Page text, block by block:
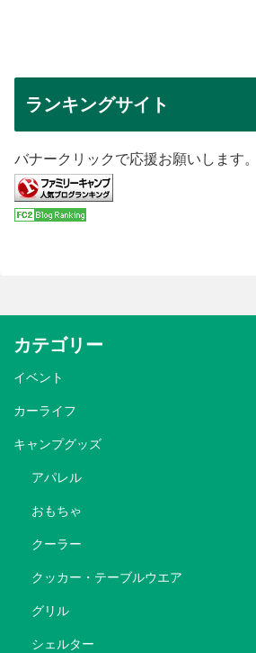
ランキングサイト
バナークリックで応援お願いします。
カテゴリー
イベント
カーライフ
キャンプグッズ
アパレル
おもちゃ
クーラー
クッカー・テーブルウエア
グリル
シェルター